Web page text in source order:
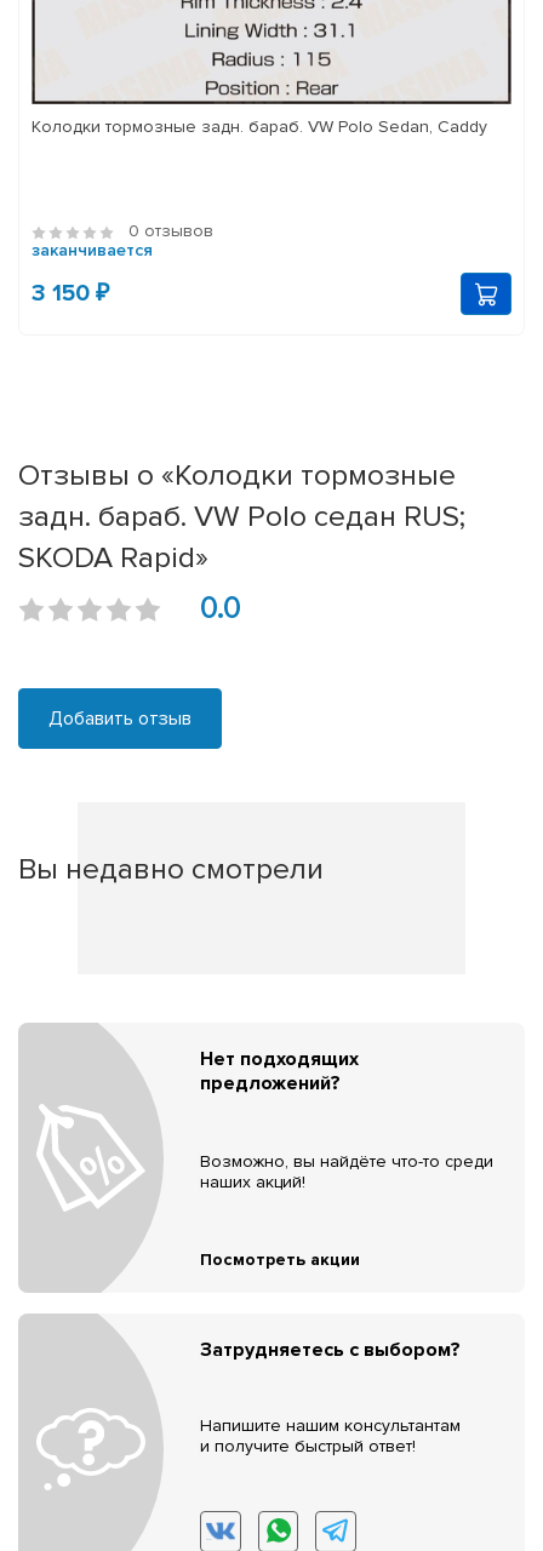
Колодки тормозные задн. бараб. VW Polo Sedan, Caddy
0 отзывов
заканчивается
3 150 ₽
Отзывы о «Колодки тормозные
задн. бараб. VW Polo седан RUS;
SKODA Rapid»
0.0
Добавить отзыв
Вы недавно смотрели
Нет подходящих
предложений?
Возможно, вы найдёте что-то среди
наших акций!
Посмотреть акции
Затрудняетесь с выбором?
Напишите нашим консультантам
и получите быстрый ответ!